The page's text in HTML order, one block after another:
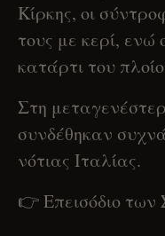
Κίρκης, οι
τους με κερί, ενώ
κατάρτι του
Στη
συνδέθηκαν
νότιας Ιταλίας.
👉 Επεισόδιο των